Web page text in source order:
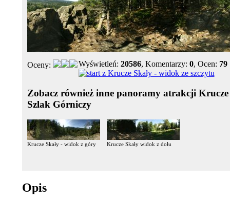
Oceny: Wyświetleń: 20586, Komentarzy: 0, Ocen: 79
Zobacz również inne panoramy atrakcji Krucze
Szlak Górniczy
Krucze Skały - widok z góry Krucze Skały widok z dołu
Opis